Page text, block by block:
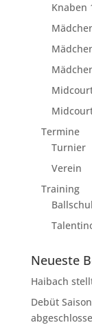
Knaben
Termine
Turnier
Verein
Training
Neueste
Haibach
Debüt